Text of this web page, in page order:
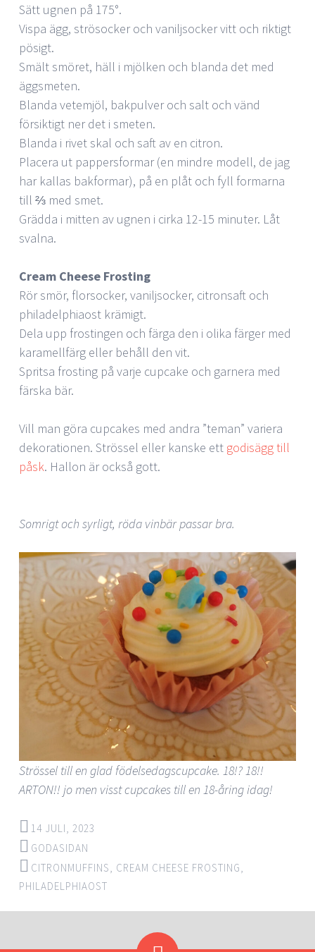
Sätt ugnen på 175°.
Vispa ägg, strösocker och vaniljsocker vitt och riktigt
pösigt.
Smält smöret, häll i mjölken och blanda det med
äggsmeten.
Blanda vetemjöl, bakpulver och salt och vänd
försiktigt ner det i smeten.
Blanda i rivet skal och saft av en citron.
Placera ut pappersformar (en mindre modell, de jag
har kallas bakformar), på en plåt och fyll formarna
till ⅔ med smet.
Grädda i mitten av ugnen i cirka 12-15 minuter. Låt
svalna.
Cream Cheese Frosting
Rör smör, florsocker, vaniljsocker, citronsaft och
philadelphiaost krämigt.
Dela upp frostingen och färga den i olika färger med
karamellfärg eller behåll den vit.
Spritsa frosting på varje cupcake och garnera med
färska bär.
Vill man göra cupcakes med andra ”teman” variera
dekorationen. Strössel eller kanske ett godisägg till
påsk. Hallon är också gott.
Somrigt och syrligt, röda vinbär passar bra.
Strössel till en glad födelsedagscupcake. 18!? 18!!
ARTON!! jo men visst cupcakes till en 18-åring idag!
14 JULI, 2023
GODASIDAN
CITRONMUFFINS
CREAM CHEESE FROSTING
PHILADELPHIAOST